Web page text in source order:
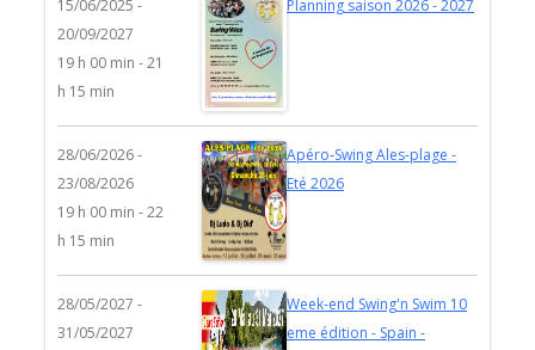
15/06/2025 -
20/09/2027
19 h 00 min - 21
h 15 min
Planning saison 2026 - 2027
28/06/2026 -
23/08/2026
19 h 00 min - 22
h 15 min
Apéro-Swing Ales-plage -
Eté 2026
28/05/2027 -
31/05/2027
Week-end Swing'n Swim 10
eme édition - Spain -